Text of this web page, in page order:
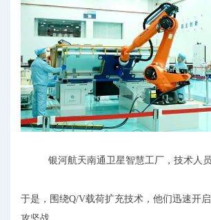
银河航天南通卫星智慧工厂，技术人
于是，围绕Q/V载荷扩充技术，他们迅速开